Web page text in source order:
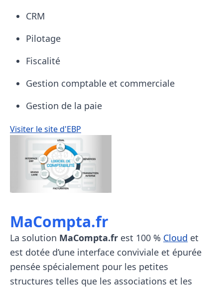
CRM
Pilotage
Fiscalité
Gestion comptable et commerciale
Gestion de la paie
Visiter le site d'EBP
MaCompta.fr
La solution MaCompta.fr est 100 % Cloud et
est dotée d’une interface conviviale et épurée
pensée spécialement pour les petites
structures telles que les associations et les